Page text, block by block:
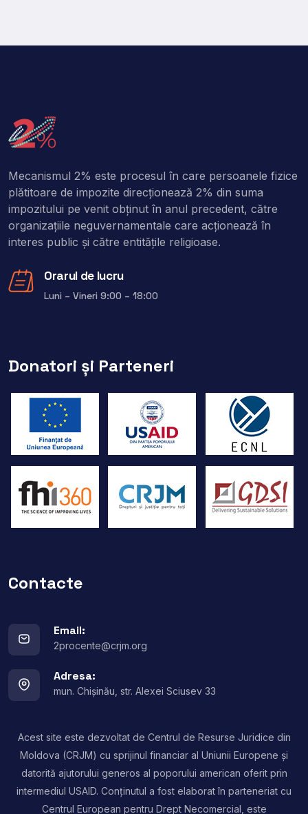
Mecanismul 2% este procesul în care persoanele fizice
plătitoare de impozite direcţionează 2% din suma
impozitului pe venit obţinut în anul precedent, către
organizaţiile neguvernamentale care acţionează în
interes public şi către entitățile religioase.
Orarul de lucru
Luni – Vineri 9:00 – 18:00
Donatori și Parteneri
Contacte
Email:
2procente@crjm.org
Adresa:
mun. Chișinău, str. Alexei Sciusev 33
Acest site este dezvoltat de Centrul de Resurse Juridice din
Moldova (CRJM) cu sprijinul financiar al Uniunii Europene și
datorită ajutorului generos al poporului american oferit prin
intermediul USAID. Conținutul a fost elaborat în parteneriat cu
Centrul European pentru Drept Necomercial, este